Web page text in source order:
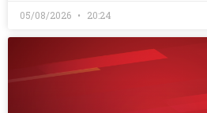
05/08/2026 20:24